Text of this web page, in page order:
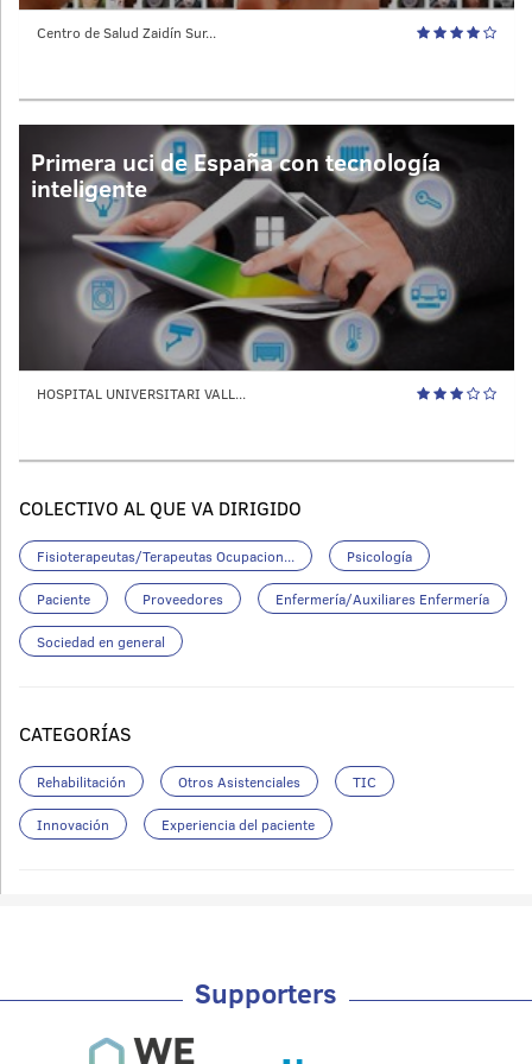
Centro de Salud Zaidín Sur...
Primera uci de España con tecnología
inteligente
HOSPITAL UNIVERSITARI VALL...
COLECTIVO AL QUE VA DIRIGIDO
Fisioterapeutas/Terapeutas Ocupacion... Psicología
Paciente Proveedores Enfermería/Auxiliares Enfermería
Sociedad en general
CATEGORÍAS
Rehabilitación Otros Asistenciales TIC
Innovación Experiencia del paciente
Supporters